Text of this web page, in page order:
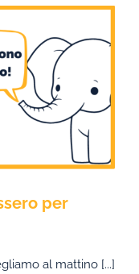
per
al mattino [...]